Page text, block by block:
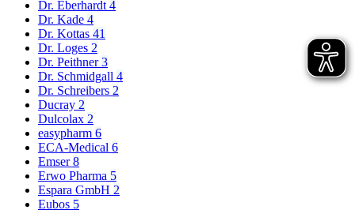
Dr. Eberhardt 4
Dr. Kade 4
Dr. Kottas 41
Dr. Loges 2
Dr. Peithner3
Dr. Schmidgall 4
Dr. Schreibers 2
Ducray 2
Dulcolax 2
easypharm 6
ECA-Medical 6
Emser8
Erwo Pharma 5
Espara GmbH 2
Eubos 5